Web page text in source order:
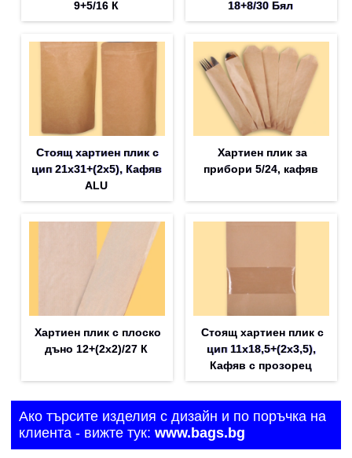
9+5/16 К
18+8/30 Бял
Стоящ хартиен плик с
цип 21х31+(2х5), Кафяв
ALU
Хартиен плик за
прибори 5/24, кафяв
Хартиен плик с плоско
дъно 12+(2х2)/27 К
Стоящ хартиен плик с
цип 11х18,5+(2х3,5),
Кафяв с прозорец
Ако търсите изделия с дизайн и по поръчка на
клиента - вижте тук: www.bags.bg